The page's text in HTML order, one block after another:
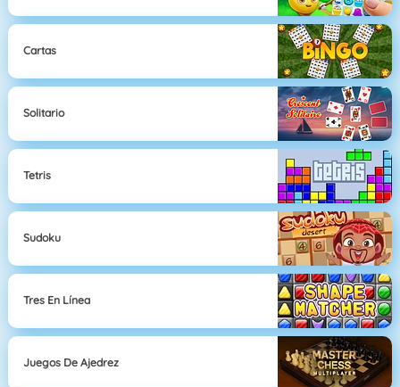
Cartas
Solitario
Tetris
Sudoku
Tres En Línea
Juegos De Ajedrez